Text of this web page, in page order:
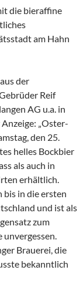
die bieraffine
am Hahn
der
Reif
AG u.a. in
„Oster-
den 25.
helles Bockbier
als auch in
erhältlich.
bis in die ersten
und ist als
zum
Brauerei, die
bekanntlich